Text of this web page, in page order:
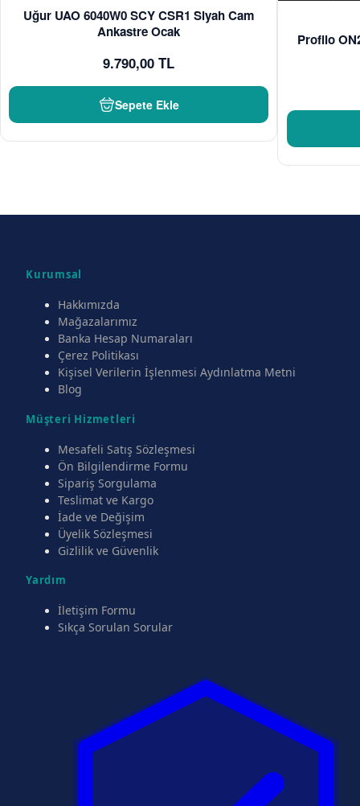
Uğur UAO 6040W0 SCY CSR1 Siyah Cam
Ankastre Ocak
9.790,00 TL
Sepete Ekle
Profilo
Kurumsal
Hakkımızda
Mağazalarımız
Banka Hesap Numaraları
Çerez Politikası
Kişisel Verilerin İşlenmesi Aydınlatma Metni
Blog
Müşteri Hizmetleri
Mesafeli Satış Sözleşmesi
Ön Bilgilendirme Formu
Sipariş Sorgulama
Teslimat ve Kargo
İade ve Değişim
Üyelik Sözleşmesi
Gizlilik ve Güvenlik
Yardım
İletişim Formu
Sıkça Sorulan Sorular